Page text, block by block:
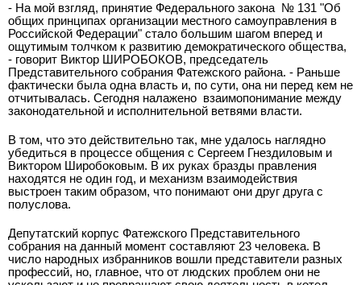
- На мой взгляд, принятие Федерального закона № 131 "Об
общих принципах организации местного самоуправления в
Российской Федерации" стало большим шагом вперед и
ощутимым толчком к развитию демократического общества,
- говорит Виктор ШИРОБОКОВ, председатель
Представительного собрания Фатежского района. - Раньше
фактически была одна власть и, по сути, она ни перед кем не
отчитывалась. Сегодня налажено взаимопонимание между
законодательной и исполнительной ветвями власти.
В том, что это действительно так, мне удалось наглядно
убедиться в процессе общения с Сергеем Гнездиловым и
Виктором Широбоковым. В их руках бразды правления
находятся не один год, и механизм взаимодействия
выстроен таким образом, что понимают они друг друга с
полуслова.
Депутатский корпус Фатежского Представительного
собрания на данный момент составляют 23 человека. В
число народных избранников вошли представители разных
профессий, но, главное, что от людских проблем они не